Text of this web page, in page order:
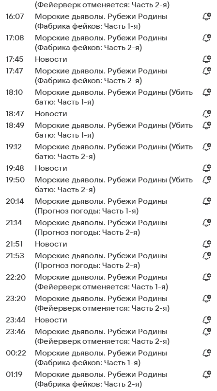
(Фейерверк отменяется: Часть 2-я)
16:07
Морские дьяволы. Рубежи Родины
(Фабрика фейков: Часть 1-я)
17:08
Морские дьяволы. Рубежи Родины
(Фабрика фейков: Часть 2-я)
17:45
Новости
17:47
Морские дьяволы. Рубежи Родины
(Фабрика фейков: Часть 2-я)
18:10
Морские дьяволы. Рубежи Родины (Убить
батю: Часть 1-я)
18:47
Новости
18:49
Морские дьяволы. Рубежи Родины (Убить
батю: Часть 1-я)
19:12
Морские дьяволы. Рубежи Родины (Убить
батю: Часть 2-я)
19:48
Новости
19:50
Морские дьяволы. Рубежи Родины (Убить
батю: Часть 2-я)
20:14
Морские дьяволы. Рубежи Родины
(Прогноз погоды: Часть 1-я)
21:14
Морские дьяволы. Рубежи Родины
(Прогноз погоды: Часть 2-я)
21:51
Новости
21:53
Морские дьяволы. Рубежи Родины
(Прогноз погоды: Часть 2-я)
22:20
Морские дьяволы. Рубежи Родины
(Фейерверк отменяется: Часть 1-я)
23:20
Морские дьяволы. Рубежи Родины
(Фейерверк отменяется: Часть 2-я)
23:44
Новости
23:46
Морские дьяволы. Рубежи Родины
(Фейерверк отменяется: Часть 2-я)
00:22
Морские дьяволы. Рубежи Родины
(Фабрика фейков: Часть 1-я)
01:19
Морские дьяволы. Рубежи Родины
(Фабрика фейков: Часть 2-я)